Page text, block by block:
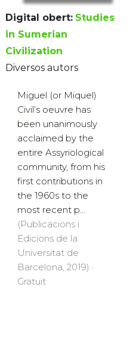
Digital obert: Studies
in Sumerian
Civilization
Diversos autors
Miguel (or Miquel)
Civil’s oeuvre has
been unanimously
acclaimed by the
entire Assyriological
community, from his
first contributions in
the 1960s to the
most recent p...
(Publicacions i
Edicions de la
Universitat de
Barcelona, 2019) ·
Gratuït